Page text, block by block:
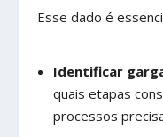
Esse dado é
Identificar
quais etapas
processos